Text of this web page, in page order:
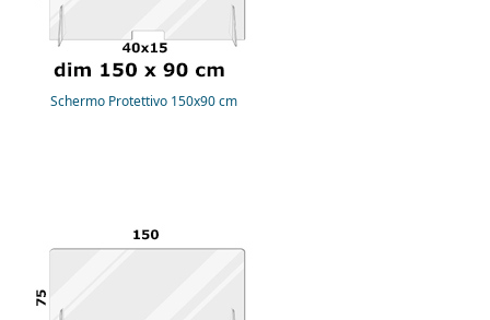
Schermo Protettivo 150x90 cm